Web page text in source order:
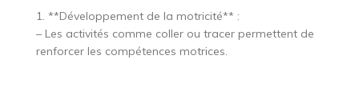
1. **Développement de la motricité** :
– Les activités comme coller ou tracer permettent de
renforcer les compétences motrices.